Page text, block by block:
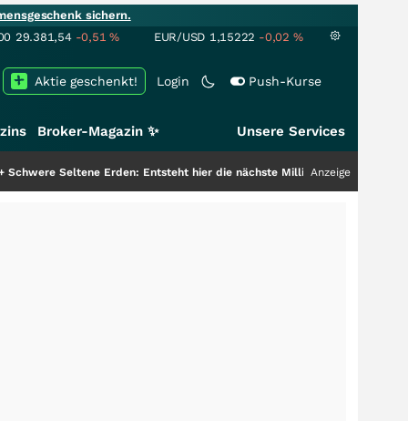
sichern.
29.381,54 -0,51% EUR/USD 1,15222 -0,02 %
Login Push-Kurse
Aktie geschenkt!
Broker-Magazin ✨ Unsere Services
Erden: Entsteht hier die nächste Milliardenstory? +++
Anzeige